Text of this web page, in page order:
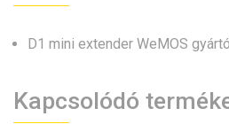
D1 mini extender WeMOS
Kapcsolódó